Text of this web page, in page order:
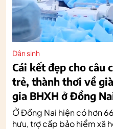
Dân sinh
Cái kết đẹp cho câu
trẻ, thành thơi về
gia BHXH ở Đồng
Ở Đồng Nai hiện có hơn
hưu, trợ cấp bảo hiểm xã